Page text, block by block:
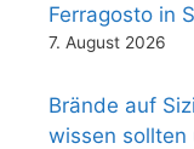
Ferragosto in
7. August 2026
Brände auf
wissen sollten